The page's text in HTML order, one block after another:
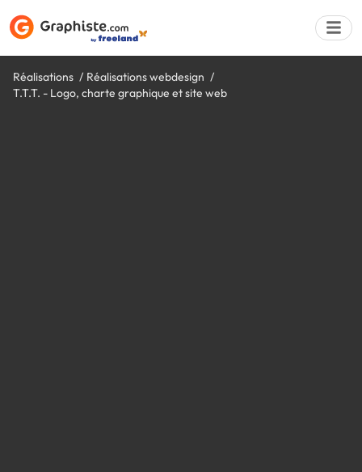
Réalisations
Réalisations webdesign
T.T.T. - Logo, charte graphique et site web